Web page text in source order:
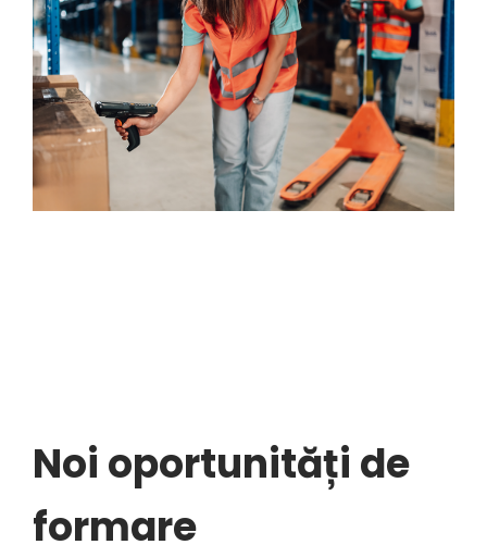
Noi oportunități de
formare